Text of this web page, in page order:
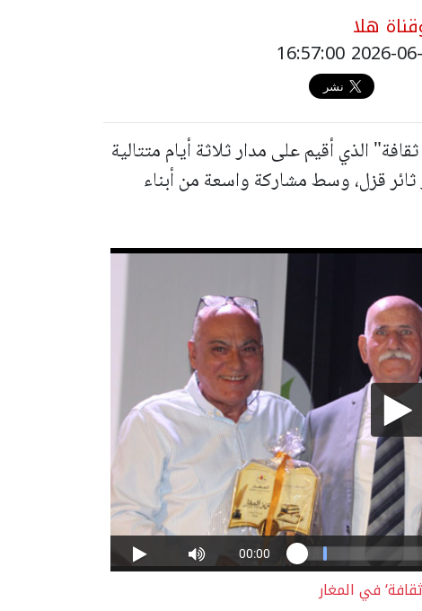
هلا
الذي أقيم على مدار ثلاثة أيام متتالية
ثائر قزل، وسط مشاركة واسعة من أبناء
في المغار